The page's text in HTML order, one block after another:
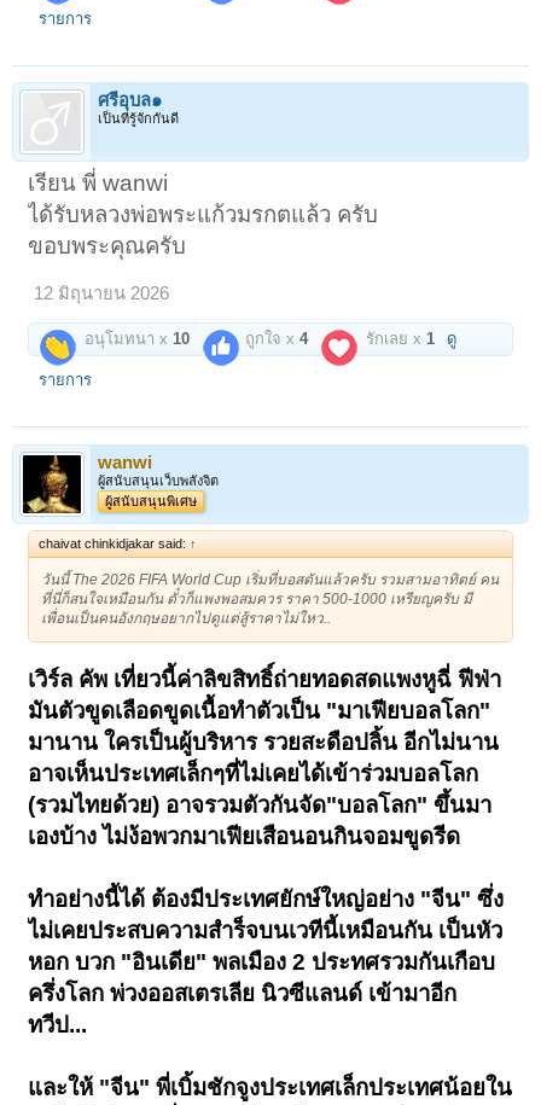
รายการ
ศรีอุบล๑
เป็นที่รู้จักกันดี
เรียน พี่ wanwi
ได้รับหลวงพ่อพระแก้วมรกตแล้ว ครับ
ขอบพระคุณครับ
12 มิถุนายน 2026
อนุโมทนา x10 ถูกใจ x4 รักเลย x1 ดู
รายการ
wanwi
ผู้สนับสนุนเว็บพลังจิต
ผู้สนับสนุนพิเศษ
chaivat chinkidjakar said: ↑
วันนี้ The 2026 FIFA World Cup เริ่มที่บอสตันแล้วครับ รวมสามอาทิตย์ คน
ที่นี่ก็สนใจเหมือนกัน ตั๋วก็แพงพอสมควร ราคา 500-1000 เหรียญครับ มี
เพื่อนเป็นคนอังกฤษอยากไปดูแต่สู้ราคาไม่ใหว..
เวิร์ล คัพ เที่ยวนี้ค่าลิขสิทธิ์ถ่ายทอดสดแพงหูฉี่ ฟีฟ่า
มันตัวขูดเลือดขูดเนื้อทำตัวเป็น "มาเฟียบอลโลก"
มานาน ใครเป็นผู้บริหาร รวยสะดือปลิ้น อีกไม่นาน
อาจเห็นประเทศเล็กๆที่ไม่เคยได้เข้าร่วมบอลโลก
(รวมไทยด้วย) อาจรวมตัวกันจัด"บอลโลก" ขึ้นมา
เองบ้าง ไม่ง้อพวกมาเฟียเสือนอนกินจอมขูดรีด
ทำอย่างนี้ได้ ต้องมีประเทศยักษ์ใหญ่อย่าง "จีน" ซึ่ง
ไม่เคยประสบความสำร็จบนเวทีนี้เหมือนกัน เป็นหัว
หอก บวก "อินเดีย" พลเมือง 2 ประทศรวมกันเกือบ
ครึ่งโลก พ่วงออสเตรเลีย นิวซีแลนด์ เข้ามาอีก
ทวีป...
และให้ "จีน" พี่เบิ้มชักจูงประเทศเล็กประเทศน้อยใน